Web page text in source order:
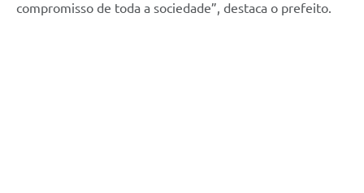
compromisso de toda a sociedade”, destaca o prefeito.